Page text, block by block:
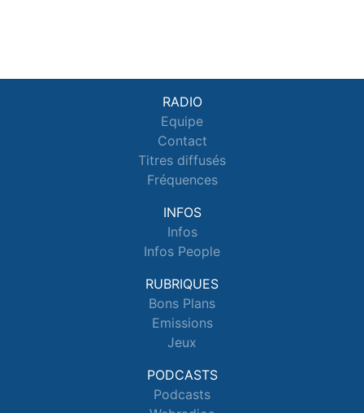
RADIO
Equipe
Contact
Titres diffusés
Fréquences
INFOS
Infos
Infos People
RUBRIQUES
Bons Plans
Emissions
Jeux
PODCASTS
Podcasts